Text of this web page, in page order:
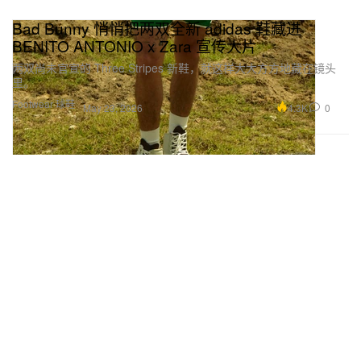
Footwear 球鞋
Bad Bunny 悄悄把两双全新 adidas 鞋藏进
BENITO ANTONIO x Zara 宣传大片
两双尚未官宣的 Three Stripes 新鞋，就这样大大方方地藏在镜头
里。
May 23, 2026 4.3K 0